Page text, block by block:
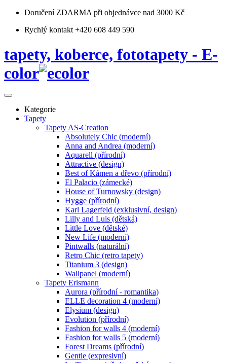
Doručení ZDARMA při objednávce nad 3000 Kč
Rychlý kontakt +420 608 449 590
tapety, koberce, fototapety - E-
color
Kategorie
Tapety
Tapety AS-Creation
Absolutely Chic (moderní)
Anna and Andrea (moderní)
Aquarell (přírodní)
Attractive (design)
Best of Kámen a dřevo (přírodní)
El Palacio (zámecké)
House of Turnowsky (design)
Hygge (přírodní)
Karl Lagerfeld (exklusivní, design)
Lilly and Luis (dětská)
Little Love (dětské)
New Life (moderní)
Pintwalls (naturální)
Retro Chic (retro tapety)
Titanium 3 (design)
Wallpanel (moderní)
Tapety Erismann
Aurora (přírodní - romantika)
ELLE decoration 4 (moderní)
Elysium (design)
Evolution (přírodní)
Fashion for walls 4 (moderní)
Fashion for walls 5 (moderní)
Forest Dreams (přírodní)
Gentle (expresivní)